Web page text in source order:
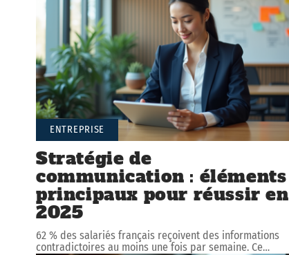
ENTREPRISE
Stratégie de
communication : éléments
principaux pour réussir en
2025
62 % des salariés français reçoivent des informations
contradictoires au moins une fois par semaine. Ce…